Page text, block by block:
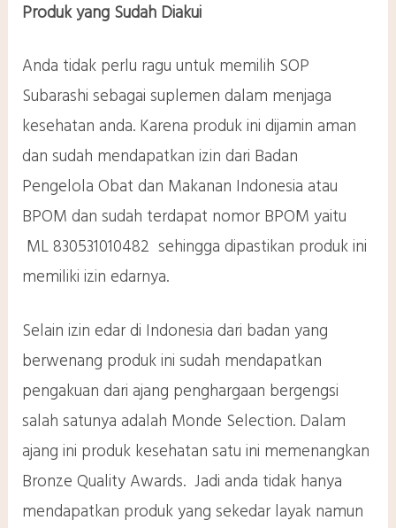
Produk yang Sudah Diakui
Anda tidak perlu ragu untuk memilih SOP
Subarashi sebagai suplemen dalam menjaga
kesehatan anda. Karena produk ini dijamin aman
dan sudah mendapatkan izin dari Badan
Pengelola Obat dan Makanan Indonesia atau
BPOM dan sudah terdapat nomor BPOM yaitu
ML 830531010482 sehingga dipastikan produk ini
memiliki izin edarnya.
Selain izin edar di Indonesia dari badan yang
berwenang produk ini sudah mendapatkan
pengakuan dari ajang penghargaan bergengsi
salah satunya adalah Monde Selection. Dalam
ajang ini produk kesehatan satu ini memenangkan
Bronze Quality Awards. Jadi anda tidak hanya
mendapatkan produk yang sekedar layak namun